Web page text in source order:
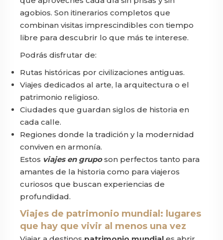
agobios. Son itinerarios completos que
combinan visitas imprescindibles con tiempo
libre para descubrir lo que más te interese.
Podrás disfrutar de:
Rutas históricas por civilizaciones antiguas.
Viajes dedicados al arte, la arquitectura o el
patrimonio religioso.
Ciudades que guardan siglos de historia en
cada calle.
Regiones donde la tradición y la modernidad
conviven en armonía.
Estos viajes en gruposon perfectos tanto para
amantes de la historia como para viajeros
curiosos que buscan experiencias de
profundidad.
Viajes de patrimonio mundial: lugares
que hay que vivir al menos una vez